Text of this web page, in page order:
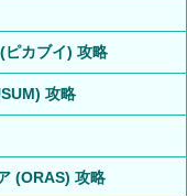
カブイ) 攻略
攻略
(ORAS) 攻略